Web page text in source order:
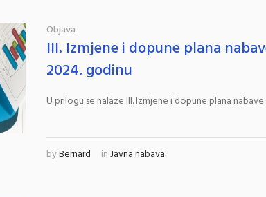
Objava
III. Izmjene i dopune plana
2024. godinu
U prilogu se nalaze III. Izmjene i dopune plana
byBernard inJavna nabava